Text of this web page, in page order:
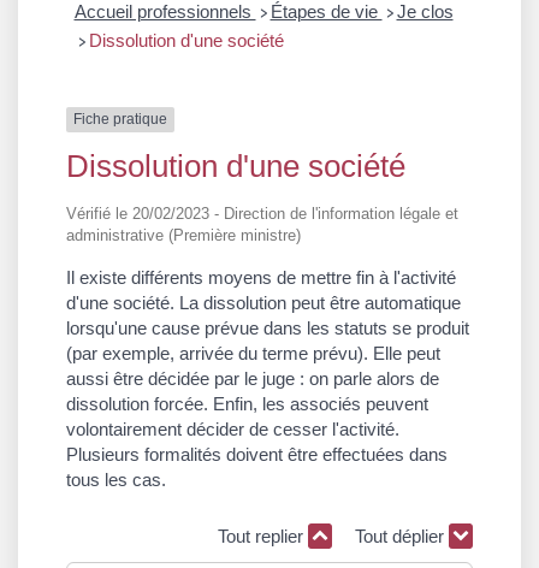
Accueil professionnels > Étapes de vie > Je clos
> Dissolution d'une société
Fiche pratique
Dissolution d'une société
Vérifié le 20/02/2023 - Direction de l'information légale et
administrative (Première ministre)
Il existe différents moyens de mettre fin à l'activité
d'une société. La dissolution peut être automatique
lorsqu'une cause prévue dans les statuts se produit
(par exemple, arrivée du terme prévu). Elle peut
aussi être décidée par le juge : on parle alors de
dissolution forcée. Enfin, les associés peuvent
volontairement décider de cesser l'activité.
Plusieurs formalités doivent être effectuées dans
tous les cas.
Tout replier Tout déplier